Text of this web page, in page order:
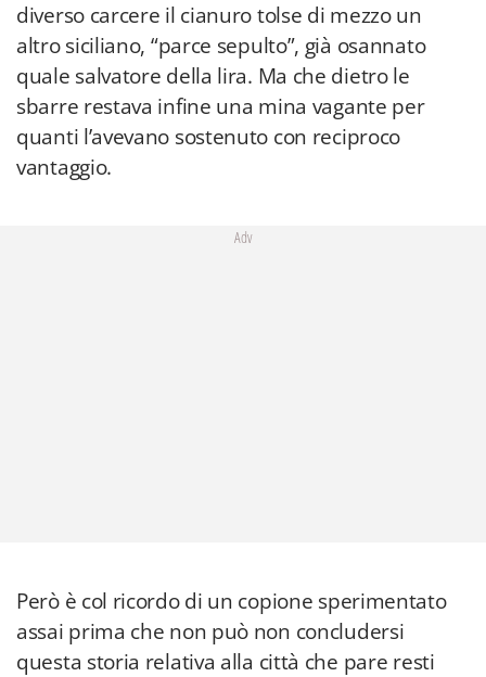
diverso carcere il cianuro tolse di mezzo un
altro siciliano, “parce sepulto”, già osannato
quale salvatore della lira. Ma che dietro le
sbarre restava infine una mina vagante per
quanti l’avevano sostenuto con reciproco
vantaggio.
Adv
Però è col ricordo di un copione sperimentato
assai prima che non può non concludersi
questa storia relativa alla città che pare resti